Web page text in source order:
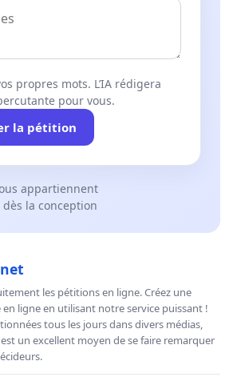
propres mots. L’IA rédigera
pour vous.
la pétition
appartiennent
la conception
les pétitions en ligne. Créez une
ligne en utilisant notre service puissant !
tous les jours dans divers médias,
un excellent moyen de se faire remarquer